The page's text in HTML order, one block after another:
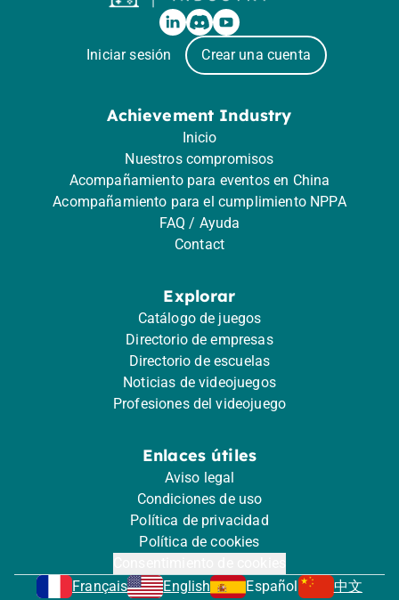
Iniciar sesión Crear una cuenta
Achievement Industry
Inicio
Nuestros compromisos
Acompañamiento para eventos en China
Acompañamiento para el cumplimiento NPPA
FAQ / Ayuda
Contact
Explorar
Catálogo de juegos
Directorio de empresas
Directorio de escuelas
Noticias de videojuegos
Profesiones del videojuego
Enlaces útiles
Aviso legal
Condiciones de uso
Política de privacidad
Política de cookies
Français
English Español 中文